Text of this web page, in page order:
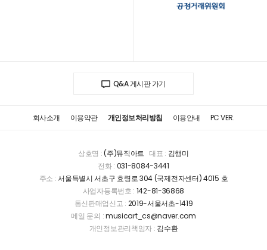
Q&A 게시판 가기
회사소개 이용약관 개인정보처리방침 이용안내 PC VER.
상호명 :(주)뮤직아트 대표 : 김행미
전화 : 031-8084-3441
주소 :서울특별시 서초구 효령로 304 (국제전자센터) 4015 호
사업자등록번호 : 142-81-36868
통신판매업신고 : 2019-서울서초-1419
메일 문의 :musicart_cs@naver.com
개인정보관리책임자 : 김수환